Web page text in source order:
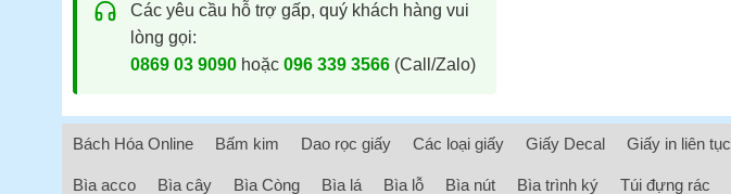
Các yêu cầu hỗ trợ gấp, quý khách hàng vui
lòng gọi:
0869 03 9090hoặc 096 339 3566(Call/Zalo)
Bách Hóa Online Bấm kim Dao rọc giấy Các loại giấy Giấy Decal Giấy in liên tục
Bìa acco Bìa cây Bìa Còng Bìa lá Bìa lỗ Bìa nút Bìa trình ký Túi đựng rác